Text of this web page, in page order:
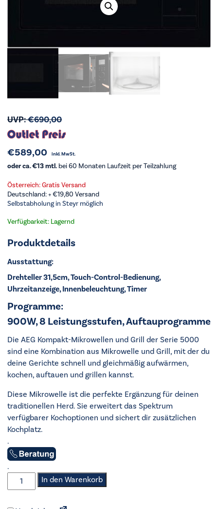
UVP:€690,00
€589,00 inkl. MwSt.
oder ca. €13 mtl. bei 60 Monaten Laufzeit per Teilzahlung
Österreich: Gratis Versand
Deutschland: +€19,80 Versand
Selbstabholung in Steyr möglich
Verfügbarkeit: Lagernd
Produktdetails
Ausstattung:
Drehteller 31,5cm, Touch-Control-Bedienung,
Uhrzeitanzeige, Innenbeleuchtung, Timer
Programme:
900W, 8 Leistungsstufen, Auftauprogramme
Die AEG Kompakt-Mikrowellen und Grill der Serie 5000
sind eine Kombination aus Mikrowelle und Grill, mit der du
deine Gerichte schnell und gleichmäßig aufwärmen,
kochen, auftauen und grillen kannst.
Diese Mikrowelle ist die perfekte Ergänzung für deinen
traditionellen Herd. Sie erweitert das Spektrum
verfügbarer Kochoptionen und sichert dir zusätzlichen
Kochplatz.
.
.
AEG
-
In den Warenkorb